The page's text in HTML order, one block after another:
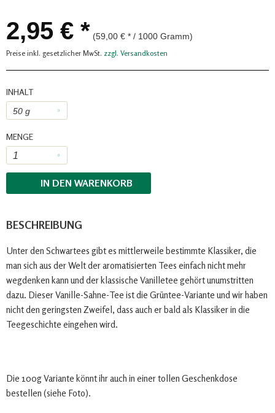
2,95 € * (59,00 € * / 1000 Gramm)
Preise inkl. gesetzlicher MwSt. zzgl. Versandkosten
INHALT
MENGE
IN DEN WARENKORB
BESCHREIBUNG
Unter den Schwartees gibt es mittlerweile bestimmte Klassiker, die
man sich aus der Welt der aromatisierten Tees einfach nicht mehr
wegdenken kann und der klassische Vanilletee gehört unumstritten
dazu. Dieser Vanille-Sahne-Tee ist die Grüntee-Variante und wir haben
nicht den geringsten Zweifel, dass auch er bald als Klassiker in die
Teegeschichte eingehen wird.
Die 100g Variante könnt ihr auch in einer tollen Geschenkdose
bestellen (siehe Foto).